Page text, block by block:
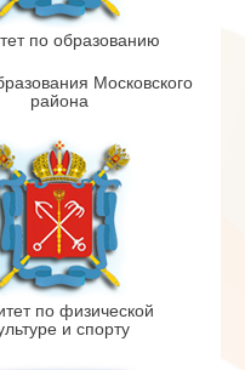
по образованию
Московского
района
по физической
и спорту